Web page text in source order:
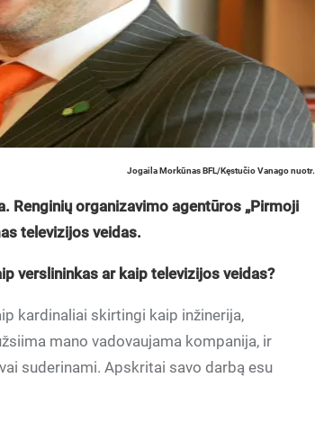
Jogaila Morkūnas BFL/Kęstučio Vanago nuotr.
Renginių organizavimo agentūros „Pirmoji
televizijos veidas.
verslininkas ar kaip televizijos veidas?
kardinaliai skirtingi kaip inžinerija,
mano vadovaujama kompanija, ir
suderinami. Apskritai savo darbą esu